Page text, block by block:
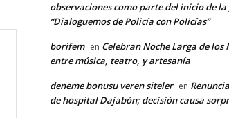
observaciones como parte del inicio de
“Dialoguemos de Policía con Policías”
borifem en Celebran Noche Larga de los
entre música, teatro, y artesanía
deneme bonusu veren siteler en
de hospital Dajabón; decisión causa